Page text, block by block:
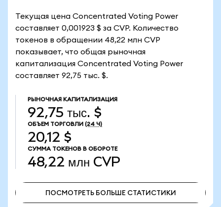
Текущая цена Concentrated Voting Power
составляет 0,001923 $ за CVP. Количество
токенов в обращении 48,22 млн CVP
показывает, что общая рыночная
капитализация Concentrated Voting Power
составляет 92,75 тыс. $.
РЫНОЧНАЯ КАПИТАЛИЗАЦИЯ
92,75 тыс. $
ОБЪЕМ ТОРГОВЛИ (24 Ч)
20,12 $
СУММА ТОКЕНОВ В ОБОРОТЕ
48,22 млн CVP
ПОСМОТРЕТЬ БОЛЬШЕ СТАТИСТИКИ